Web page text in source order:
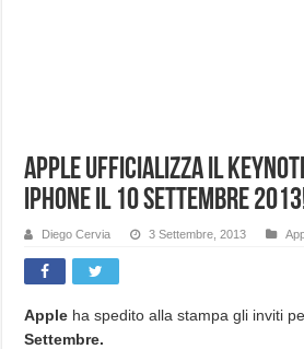
Apple ufficializza il
iPhone il 10 Settembre
Diego Cervia 3 Settembre, 2013
Apple ha spedito alla stampa gli inviti
Settembre.